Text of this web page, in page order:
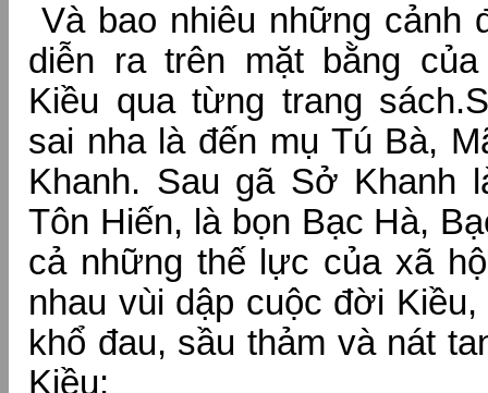
Và bao nhiêu những cảnh
diễn ra trên mặt bằng
Kiều qua từng trang
sai nha là đến mụ Tú Bà,
Khanh. Sau gã Sở Khanh
Tôn Hiến, là bọn Bạc Hà,
cả những thế lực của xã
nhau vùi dập cuộc đời
khổ đau, sầu thảm và nát
Kiều: